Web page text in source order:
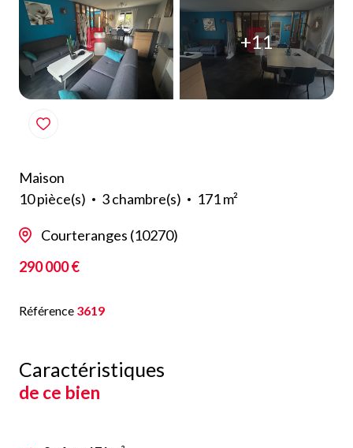
+11
Maison
10 pièce(s)
3 chambre(s) 171 m²
Courteranges (10270)
290 000 €
Référence 3619
Caractéristiques
de ce bien